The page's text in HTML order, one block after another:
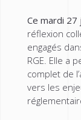
Ce mardi 27
réflexion
engagés
RGE. Elle a
complet de
vers les